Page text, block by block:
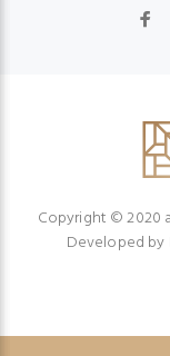
Copyright © 2020
Developed by